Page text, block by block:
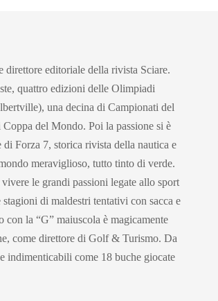
direttore editoriale della rivista Sciare.
quattro edizioni delle Olimpiadi
una decina di Campionati del
del Mondo. Poi la passione si è
di Forza 7, storica rivista della nautica e
meraviglioso, tutto tinto di verde.
le grandi passioni legate allo sport
di maldestri tentativi con sacca e
con la “G” maiuscola è magicamente
come direttore di Golf & Turismo. Da
indimenticabili come 18 buche giocate